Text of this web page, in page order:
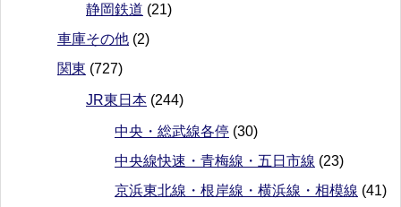
静岡鉄道 (21)
車庫その他 (2)
関東 (727)
JR東日本 (244)
中央・総武線各停 (30)
中央線快速・青梅線・五日市線 (23)
京浜東北線・根岸線・横浜線・相模線 (41)